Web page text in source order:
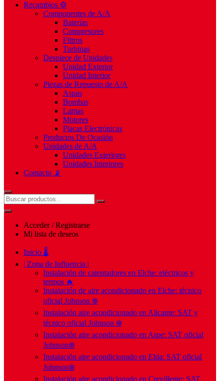
Recambios ⚙️
Componentes de A/A
Baterías
Compresores
Filtros
Turbinas
Despiece de Unidades
Unidad Exterior
Unidad Interior
Piezas de Repuesto de A/A
Aspas
Bombas
Lamas
Motores
Placas Electrónicas
Productos De Ocasión
Unidades de A/A
Unidades Exteriores
Unidades Interiores
Contacto 📡
Acceder / Registrarse
Mi lista de deseos
Inicio 🌡️
| Zona de Influencia |
Instalación de calentadores en Elche: eléctricos y
termos 🔥
Instalación de aire acondicionado en Elche: técnico
oficial Johnson ❄️
Instalación aire acondicionado en Alicante: SAT y
técnico oficial Johnson ❄️
Instalación aire acondicionado en Aspe: SAT oficial
Johnson❄️
Instalación aire acondicionado en Elda: SAT oficial
Johnson❄️
Instalación aire acondicionado en Crevillente: SAT